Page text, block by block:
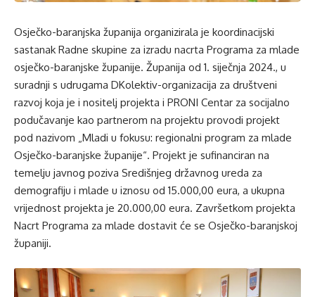
Osječko-baranjska županija organizirala je koordinacijski
sastanak Radne skupine za izradu nacrta Programa za mlade
osječko-baranjske županije. Županija od 1. siječnja 2024., u
suradnji s udrugama DKolektiv-organizacija za društveni
razvoj koja je i nositelj projekta i PRONI Centar za socijalno
podučavanje kao partnerom na projektu provodi projekt
pod nazivom „Mladi u fokusu: regionalni program za mlade
Osječko-baranjske županije“. Projekt je sufinanciran na
temelju javnog poziva Središnjeg državnog ureda za
demografiju i mlade u iznosu od 15.000,00 eura, a ukupna
vrijednost projekta je 20.000,00 eura. Završetkom projekta
Nacrt Programa za mlade dostavit će se Osječko-baranjskoj
županiji.